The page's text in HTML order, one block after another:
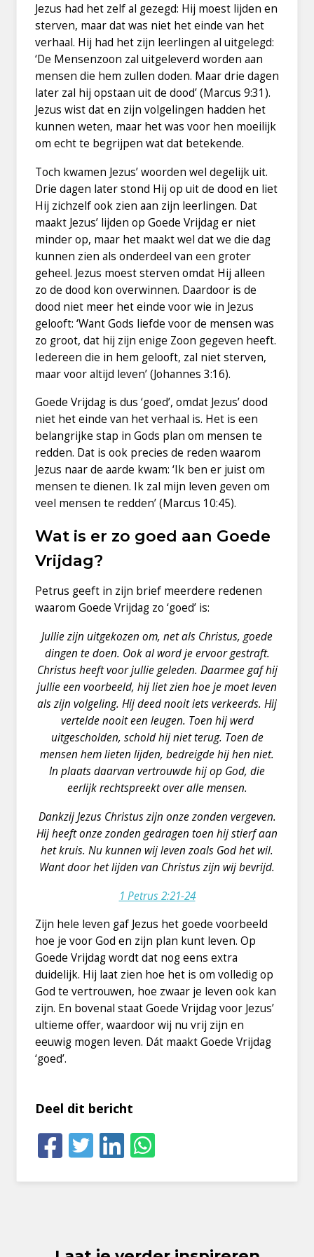
Jezus had het zelf al gezegd: Hij moest lijden en
sterven, maar dat was niet het einde van het
verhaal. Hij had het zijn leerlingen al uitgelegd:
‘De Mensenzoon zal uitgeleverd worden aan
mensen die hem zullen doden. Maar drie dagen
later zal hij opstaan uit de dood’ (Marcus 9:31).
Jezus wist dat en zijn volgelingen hadden het
kunnen weten, maar het was voor hen moeilijk
om echt te begrijpen wat dat betekende.
Toch kwamen Jezus’ woorden wel degelijk uit.
Drie dagen later stond Hij op uit de dood en liet
Hij zichzelf ook zien aan zijn leerlingen. Dat
maakt Jezus’ lijden op Goede Vrijdag er niet
minder op, maar het maakt wel dat we die dag
kunnen zien als onderdeel van een groter
geheel. Jezus moest sterven omdat Hij alleen
zo de dood kon overwinnen. Daardoor is de
dood niet meer het einde voor wie in Jezus
gelooft: ‘Want Gods liefde voor de mensen was
zo groot, dat hij zijn enige Zoon gegeven heeft.
Iedereen die in hem gelooft, zal niet sterven,
maar voor altijd leven’ (Johannes 3:16).
Goede Vrijdag is dus ‘goed’, omdat Jezus’ dood
niet het einde van het verhaal is. Het is een
belangrijke stap in Gods plan om mensen te
redden. Dat is ook precies de reden waarom
Jezus naar de aarde kwam: ‘Ik ben er juist om
mensen te dienen. Ik zal mijn leven geven om
veel mensen te redden’ (Marcus 10:45).
Wat is er zo goed aan Goede
Vrijdag?
Petrus geeft in zijn brief meerdere redenen
waarom Goede Vrijdag zo ‘goed’ is:
Jullie zijn uitgekozen om, net als Christus, goede
dingen te doen. Ook al word je ervoor gestraft.
Christus heeft voor jullie geleden. Daarmee gaf hij
jullie een voorbeeld, hij liet zien hoe je moet leven
als zijn volgeling. Hij deed nooit iets verkeerds. Hij
vertelde nooit een leugen. Toen hij werd
uitgescholden, schold hij niet terug. Toen de
mensen hem lieten lijden, bedreigde hij hen niet.
In plaats daarvan vertrouwde hij op God, die
eerlijk rechtspreekt over alle mensen.
Dankzij Jezus Christus zijn onze zonden vergeven.
Hij heeft onze zonden gedragen toen hij stierf aan
het kruis. Nu kunnen wij leven zoals God het wil.
Want door het lijden van Christus zijn wij bevrijd.
1 Petrus 2:21-24
Zijn hele leven gaf Jezus het goede voorbeeld
hoe je voor God en zijn plan kunt leven. Op
Goede Vrijdag wordt dat nog eens extra
duidelijk. Hij laat zien hoe het is om volledig op
God te vertrouwen, hoe zwaar je leven ook kan
zijn. En bovenal staat Goede Vrijdag voor Jezus’
ultieme offer, waardoor wij nu vrij zijn en
eeuwig mogen leven. Dát maakt Goede Vrijdag
‘goed’.
Deel dit bericht